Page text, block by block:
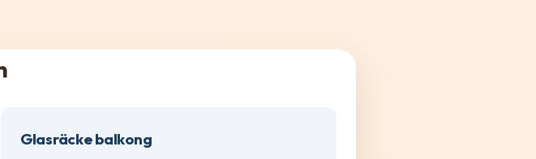
Glasräcke balkong